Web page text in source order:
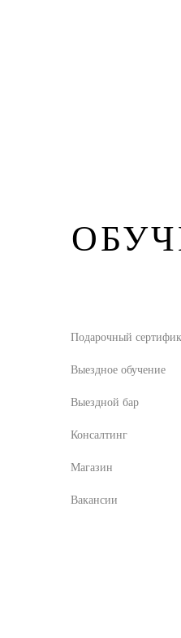
Подарочный
Выездное обучение
Выездной бар
Консалтинг
Магазин
Вакансии